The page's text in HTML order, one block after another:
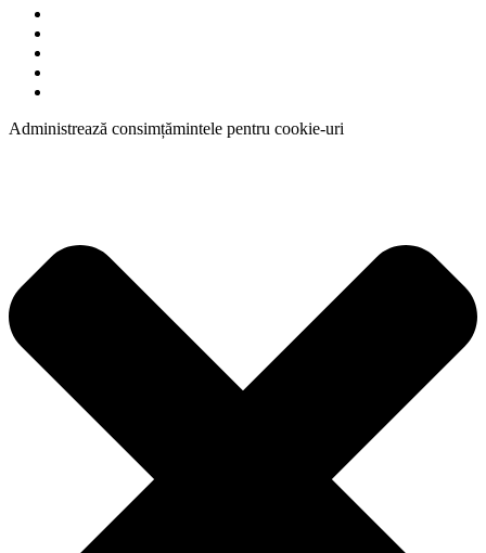
Administrează consimțămintele pentru cookie-uri